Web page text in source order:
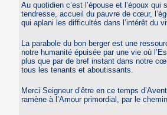
Au quotidien c’est l’épouse et l’époux qui
tendresse, accueil du pauvre de cœur,
qui aplani les difficultés dans l’intérêt du
La parabole du bon berger est une
notre humanité épuisée par une vie où
plus que par de bref instant dans notre
tous les tenants et aboutissants.
Merci Seigneur d’être en ce temps
ramène à l’Amour primordial, par le